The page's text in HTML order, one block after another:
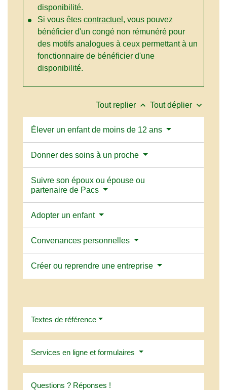
disponibilité.
Si vous êtes contractuel , vous pouvez
bénéficier d'un congé non rémunéré pour
des motifs analogues à ceux permettant à un
fonctionnaire de bénéficier d'une
disponibilité.
Tout replier keyboard_arrow_up Tout déplier keyboard_arrow_down
Élever un enfant de moins de 12 ans
Donner des soins à un proche
Suivre son époux ou épouse ou
partenaire de Pacs
Adopter un enfant
Convenances personnelles
Créer ou reprendre une entreprise
Textes de référence
Services en ligne et formulaires
Questions ? Réponses !